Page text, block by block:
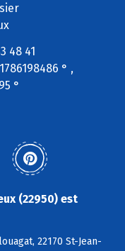
48 41
° ,
°
(22950) est
22170 St-Jean-